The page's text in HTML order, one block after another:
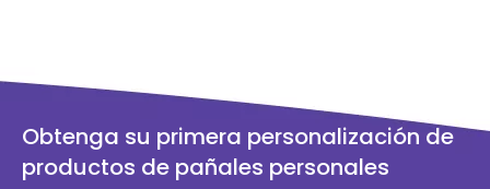
Obtenga su primera personalización de
productos de pañales personales